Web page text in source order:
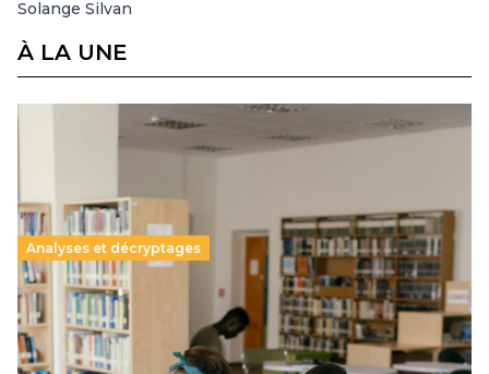
Solange Silvan
À LA UNE
Analyses et décryptages
Supérieur privé : une dérive qui met à mal la
promesse républicaine
11 juillet 2026-